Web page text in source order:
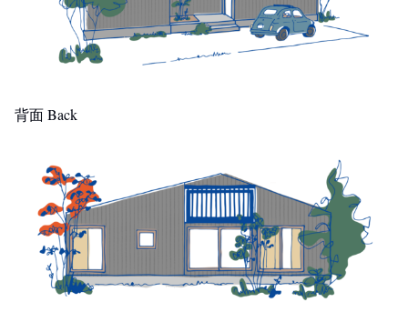
背面 Back